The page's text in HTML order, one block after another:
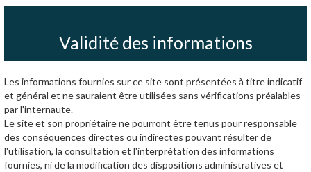
Validité des informations
Les informations fournies sur ce site sont présentées à titre indicatif
et général et ne sauraient être utilisées sans vérifications préalables
par l'internaute.
Le site et son propriétaire ne pourront être tenus pour responsable
des conséquences directes ou indirectes pouvant résulter de
l'utilisation, la consultation et l'interprétation des informations
fournies, ni de la modification des dispositions administratives et